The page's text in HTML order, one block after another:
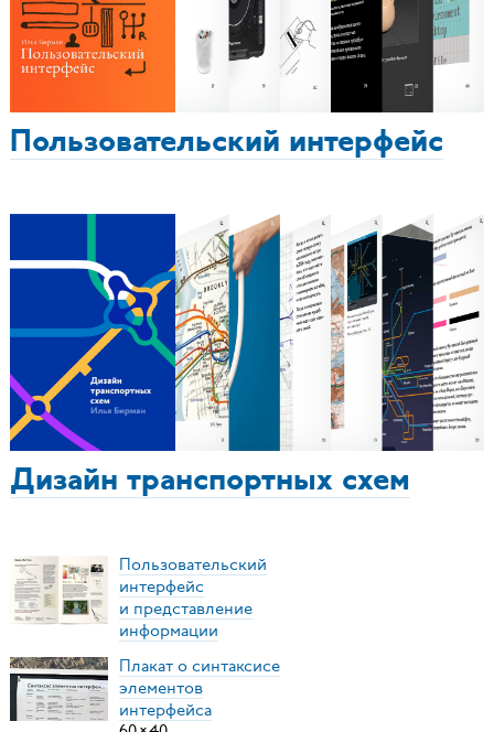
Пользовательский интерфейс
Дизайн транспортных схем
Пользовательский
интерфейс
и представление
информации
Плакат о синтаксисе
элементов
интерфейса